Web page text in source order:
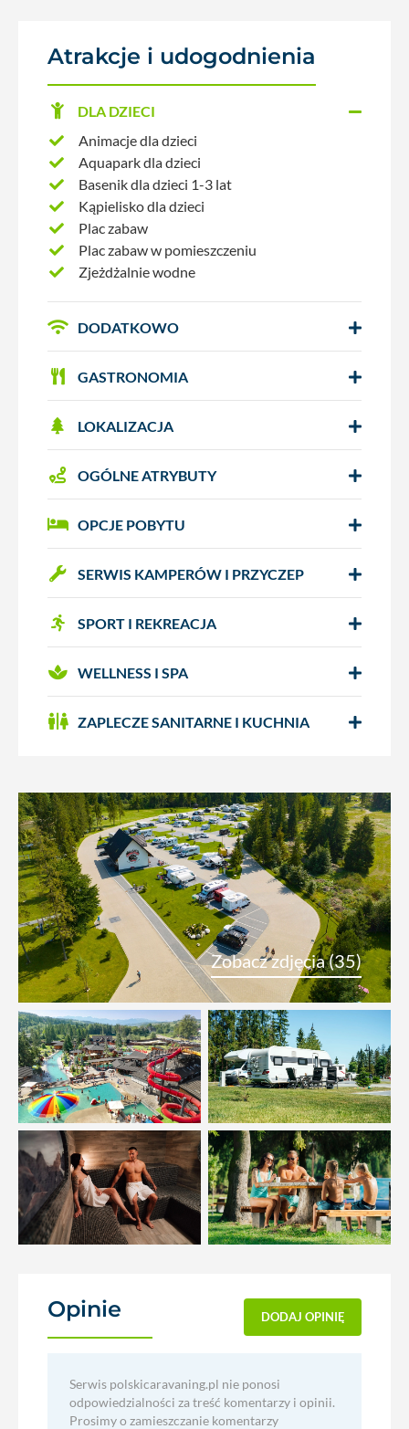
Atrakcje i udogodnienia
DLA DZIECI
Animacje dla dzieci
Aquapark dla dzieci
Basenik dla dzieci 1-3 lat
Kąpielisko dla dzieci
Plac zabaw
Plac zabaw w pomieszczeniu
Zjeżdżalnie wodne
DODATKOWO
GASTRONOMIA
LOKALIZACJA
OGÓLNE ATRYBUTY
OPCJE POBYTU
SERWIS KAMPERÓW I PRZYCZEP
SPORT I REKREACJA
WELLNESS I SPA
ZAPLECZE SANITARNE I KUCHNIA
Zobacz zdjęcia (35)
Opinie DODAJ OPINIĘ
Serwis polskicaravaning.pl nie ponosi
odpowiedzialności za treść komentarzy i opinii.
Prosimy o zamieszczanie komentarzy